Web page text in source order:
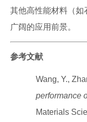
其他高性能材料（如
广阔的应用前景。
参考文献
Wang, Y.,
performance
Materials